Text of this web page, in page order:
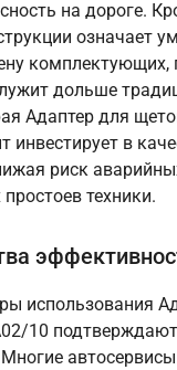
на дороге.
означает
комплектующих,
дольше
Адаптер для
инвестирует в
риск
техники.
использования
10